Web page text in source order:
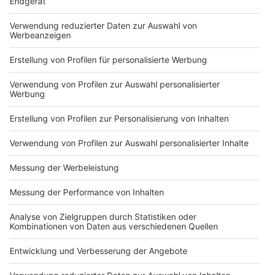
Eine ganze Reihe von Faktoren hätten die Kosten in
die Höhe getrieben. Für Köln, das auf einen
Schuldenstand von sechs Milliarden Euro zusteuere,
sei das fatal: Die Fördersumme des Landes sei bei
33,7 Millionen Euro gedeckelt. Damit steige der
städtische Eigenanteil von 28,8 auf mehr als 156
Millionen Euro. Eine finanziell angeschlagene Stadt wie
Köln dürfe sich auf solche Großprojekte mit
unkalkulierbaren Risiken nicht einlassen, so der Bund.
Teurer Fußweg in Wachtberg
Anzeige
Für nur 300 Euro hat dieGemeinde Wachtberg